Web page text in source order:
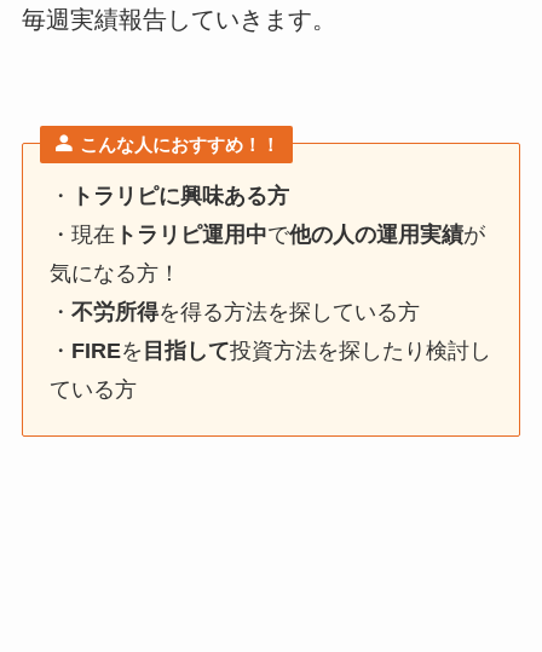
毎週実績報告していきます。
こんな人におすすめ！！
・
トラリピに興味ある方
・現在 トラリピ運用中で他の人の運用実績が
気になる方！
・不労所得を得る方法を探している方
・ FIREを 目指して投資方法を探したり検討し
ている方